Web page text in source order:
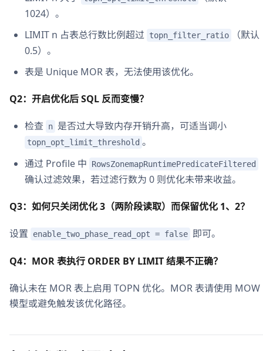
1024）。
LIMIT n 占表总行数比例超过 topn_filter_ratio
（默认
0.5）。
表是 Unique MOR 表，无法使用该优化。
Q2：开启优化后 SQL 反而变慢？
检查 n 是否过大导致内存开销升高，可适当调小
topn_opt_limit_threshold 。
通过 Profile 中
RowsZonemapRuntimePredicateFiltered
确认过滤效果，若过滤行数为 0 则优化未带来收益。
Q3：如何只关闭优化 3（两阶段读取）而保留优化 1、2？
设置 enable_two_phase_read_opt = false 即可。
Q4：MOR 表执行 ORDER BY LIMIT 结果不正确？
确认未在 MOR 表上启用 TOPN 优化。MOR 表请使用 MOW
模型或避免触发该优化路径。